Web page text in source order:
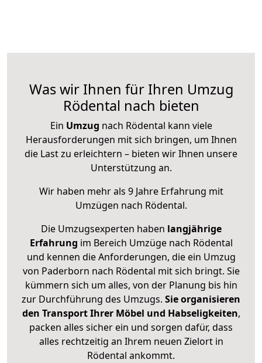
Was wir Ihnen für Ihren Umzug
Rödental nach bieten
Ein Umzug nach Rödental kann viele
Herausforderungen mit sich bringen, um Ihnen
die Last zu erleichtern – bieten wir Ihnen unsere
Unterstützung an.
Wir haben mehr als 9 Jahre Erfahrung mit
Umzügen nach Rödental.
Die Umzugsexperten haben langjährige
Erfahrung im Bereich Umzüge nach Rödental
und kennen die Anforderungen, die ein Umzug
von Paderborn nach Rödental mit sich bringt. Sie
kümmern sich um alles, von der Planung bis hin
zur Durchführung des Umzugs. Sie organisieren
den Transport Ihrer Möbel und Habseligkeiten,
packen alles sicher ein und sorgen dafür, dass
alles rechtzeitig an Ihrem neuen Zielort in
Rödental ankommt.